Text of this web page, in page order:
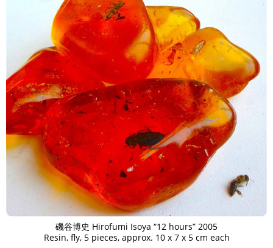
磯谷博史 Hirofumi Isoya “12 hours” 2005
Resin, fly, 5 pieces, approx. 10 x 7 x 5 cm each